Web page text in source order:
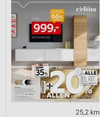
25,2 km
Performance
Funktional
Werbung